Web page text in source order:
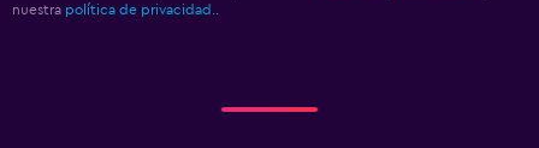
nuestra política de privacidad.